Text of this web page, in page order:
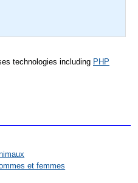
technologies including PHP
et femmes